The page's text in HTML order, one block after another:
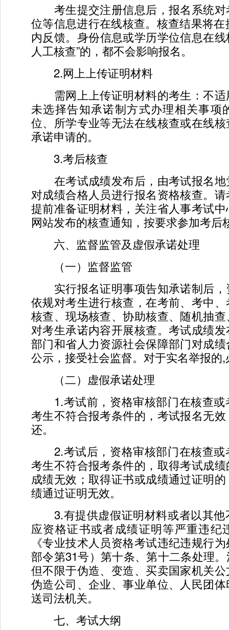
考生提交注册信息后，报名系统对
位等信息进行在线核查。核查结果将
内反馈。身份信息或学历学位信息在线
人工核查”的，都不会影响报名。
2.网上上传证明材料
需网上上传证明材料的考生：不适
未选择告知承诺制方式办理相关事项
位、所学专业等无法在线核查或在线
承诺申请的。
3.考后核查
在考试成绩发布后，由考试报名地
对成绩合格人员进行报名资格核查。
提前准备证明材料，关注省人事考试
网站发布的核查通知，按要求参加考后
六、监督监管及虚假承诺处理
（一）监督监管
实行报名证明事项告知承诺制后，
依规对考生进行核查，在考前、考中
核查、现场核查、协助核查、随机抽
对考生承诺内容开展核查。考试成绩
部门和省人力资源社会保障部门对成
公示，接受社会监督。对于实名举报的
（二）虚假承诺处理
1.考试前，资格审核部门在核查或
考生不符合报考条件的，考试报名无
还。
2.考试后，资格审核部门在核查或
考生不符合报考条件的，取得考试成
成绩无效；取得证书或成绩通过证明
绩通过证明无效。
3.有提供虚假证明材料或者以其他
应资格证书或者成绩证明等严重违纪
《专业技术人员资格考试违纪违规行
部令第31号）第十条、第十二条处理
但不限于伪造、变造、买卖国家机关
伪造公司、企业、事业单位、人民团
送司法机关。
七、考试大纲